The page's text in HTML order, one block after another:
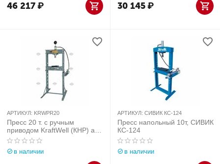
46 217₽ 30 145₽
АРТИКУЛ: KRWPR20
Пресс 20 т. с ручным
приводом KraftWell (КНР) арт.
KRWPR20
в наличии
АРТИКУЛ: СИВИК КС-124
Пресс напольный 10т, СИВИК
КС-124
в наличии